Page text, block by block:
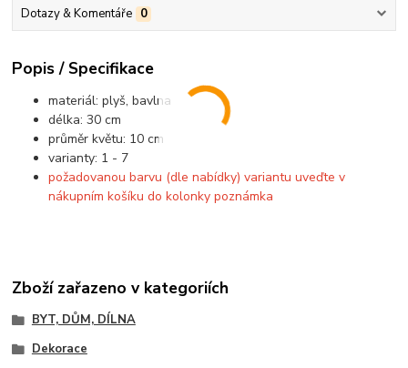
Dotazy & Komentáře 0
Popis / Specifikace
materiál: plyš, bavlna
délka: 30 cm
průměr květu: 10 cm
varianty: 1 - 7
požadovanou barvu (dle nabídky) variantu uveďte v
nákupním košíku do kolonky poznámka
Zboží zařazeno v kategoriích
BYT, DŮM, DÍLNA
Dekorace